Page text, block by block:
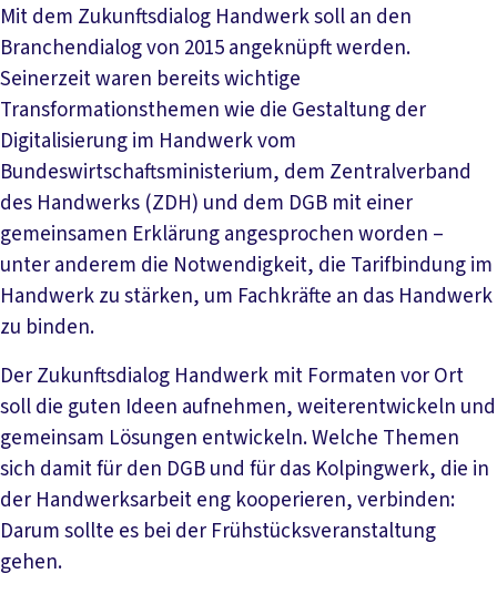
Mit dem Zukunftsdialog Handwerk soll an den
Branchendialog von 2015 angeknüpft werden.
Seinerzeit waren bereits wichtige
Transformationsthemen wie die Gestaltung der
Digitalisierung im Handwerk vom
Bundeswirtschaftsministerium, dem Zentralverband
des Handwerks (ZDH) und dem DGB mit einer
gemeinsamen Erklärung angesprochen worden –
unter anderem die Notwendigkeit, die Tarifbindung im
Handwerk zu stärken, um Fachkräfte an das Handwerk
zu binden.
Der Zukunftsdialog Handwerk mit Formaten vor Ort
soll die guten Ideen aufnehmen, weiterentwickeln und
gemeinsam Lösungen entwickeln. Welche Themen
sich damit für den DGB und für das Kolpingwerk, die in
der Handwerksarbeit eng kooperieren, verbinden:
Darum sollte es bei der Frühstücksveranstaltung
gehen.